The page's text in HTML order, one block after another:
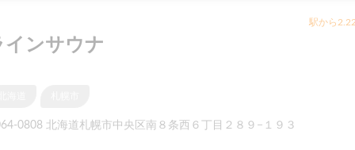
駅から
インサウナ
0808 北海道札幌市中央区南８条西６丁目２８９−１９３